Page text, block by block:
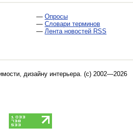
— Опросы
— Словари терминов
— Лента новостей RSS
дизайну интерьера. (c) 2002—2026